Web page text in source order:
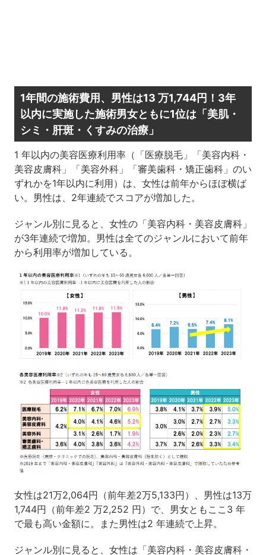
1年間の施術費用、男性は13 万1,744円！3年
以内に実施した施術男女ともに1位は「美肌・
シミ・肝斑・くすみの治療」
1 年以内の美容医療利用率（「医療脱毛」「美容内科・
美容皮膚科」「美容外科」「審美歯科・矯正歯科」のい
ずれかを1年以内に利用）は、女性は前年からほぼ横ば
い。男性は、2年連続でスコアが増加した。
ジャンル別に見ると、女性の「美容内科・美容皮膚科」
が3年連続で増加。男性は全てのジャンルにおいて前年
から利用率が増加している。
女性は21万2,064円（前年差2万5,133円）、男性は13万
1,744円（前年差2 万2,252 円）で、男女ともここ3 年
で最も高い金額に。また男性は2 年連続で上昇。
ジャンル別に見ると、女性は「美容内科・美容皮膚科・